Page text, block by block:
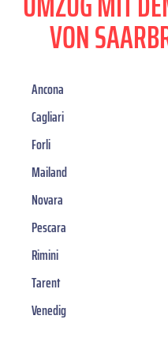
VON
Ancona
Cagliari
Forli
Mailand
Novara
Pescara
Rimini
Tarent
Venedig